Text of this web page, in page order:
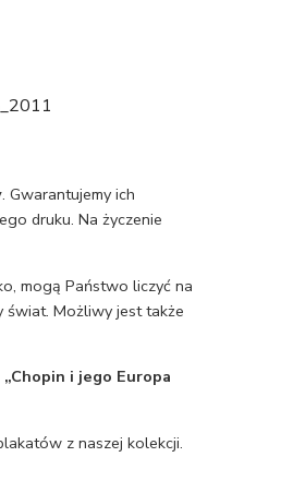
. Gwarantujemy ich
druku. Na życzenie
mogą Państwo liczyć na
świat. Możliwy jest także
„Chopin i jego Europa
z naszej kolekcji.